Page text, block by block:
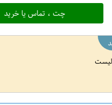
چت ، تماس یا خرید